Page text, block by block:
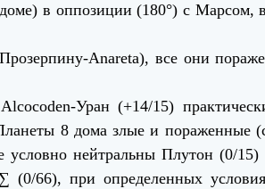
в оппозиции (180°) с Марсом,
Anareta), все они
Уран (+14/15)
8 дома злые и пораженные
условно нейтральны Плутон (0/
(0/66), при определенных